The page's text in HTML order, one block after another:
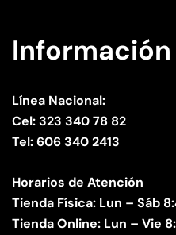
Línea Nacional:
Cel: 323 340 78 82
Tel: 606 340 2413
Horarios de Atención
Tienda Física: Lun – Sáb
Tienda Online: Lun – Vie